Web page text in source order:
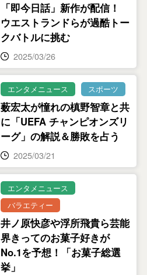
「即今日話」新作が配信！
ウエストランドらが過酷トー
クバトルに挑む
2025/03/26
エンタメニュース スポーツ
薮宏太が憧れの槙野智章と共
に「UEFA チャンピオンズリ
ーグ」の解説＆勝敗を占う
2025/03/21
エンタメニュース
バラエティー
井ノ原快彦や浮所飛貴ら芸能
界きってのお菓子好きが
No.1を予想！「お菓子総選
挙」